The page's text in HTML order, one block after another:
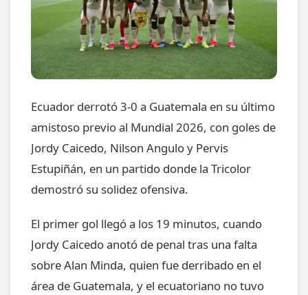
Ecuador derrotó 3-0 a Guatemala en su último
amistoso previo al Mundial 2026, con goles de
Jordy Caicedo, Nilson Angulo y Pervis
Estupiñán, en un partido donde la Tricolor
demostró su solidez ofensiva.
El primer gol llegó a los 19 minutos, cuando
Jordy Caicedo anotó de penal tras una falta
sobre Alan Minda, quien fue derribado en el
área de Guatemala, y el ecuatoriano no tuvo